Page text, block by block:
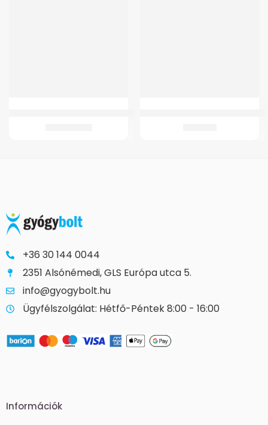
+36 30 144 0044
2351 Alsónémedi, GLS Európa utca 5.
info@gyogybolt.hu
Ügyfélszolgálat: Hétfő-Péntek 8:00 - 16:00
Információk